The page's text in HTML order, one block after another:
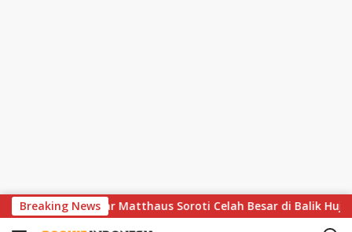
k
Breaking News
Dramatis, Lothar Matthaus Soroti Celah Besar di Balik Hujan